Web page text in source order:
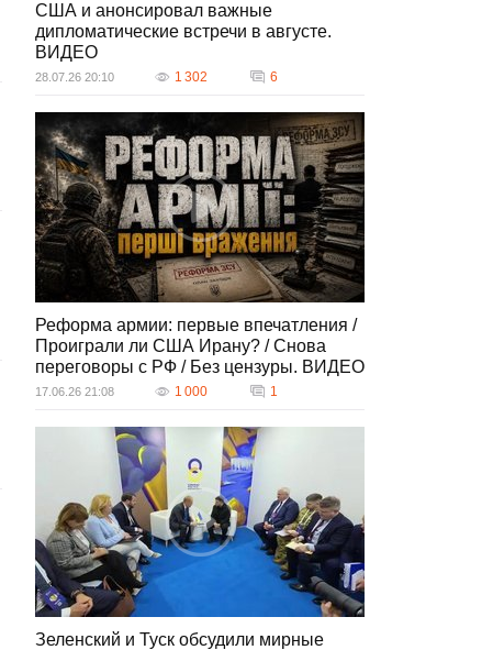
США и анонсировал важные
дипломатические встречи в августе.
ВИДЕО
28.07.26 20:10 1 302 6
Реформа армии: первые впечатления /
Проиграли ли США Ирану? / Снова
переговоры с РФ / Без цензуры. ВИДЕО
17.06.26 21:08 1 000 1
Зеленский и Туск обсудили мирные